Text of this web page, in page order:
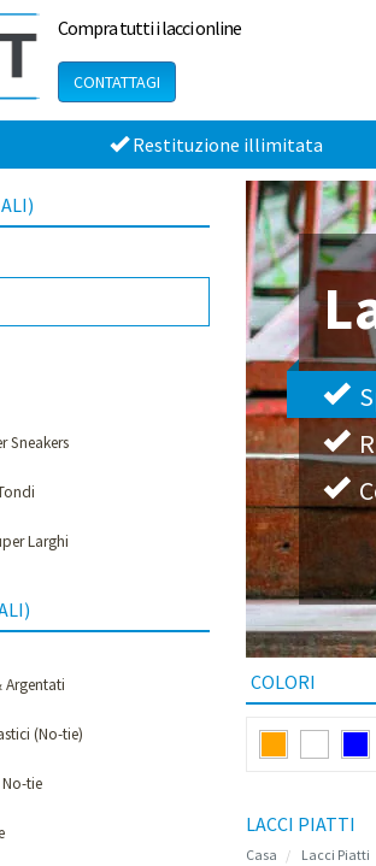
Compra tutti i lacci online
CONTATTAGI
Restituzione illimitata
Sneakers
Larghi
Argentati
(No-tie)
tie
COLORI
LACCI PIATTI
Casa Lacci Piatti